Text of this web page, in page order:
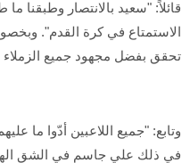
قائلاً: "سعيد بالانتصار وطبقنا
الاستمتاع في كرة القدم".
تحقق بفضل مجهود جميع
وتابع: "جميع اللاعبين أدّوا ما
في ذلك علي جاسم في الشق